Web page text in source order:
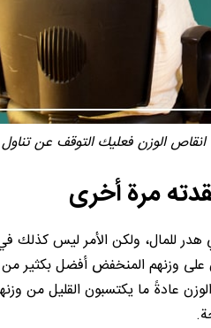
الوزن فعليك التوقف عن
هدر للمال، ولكن الأمر ليس
وزنهم المنخفض أفضل بكثير من
عادةً ما يكتسبون القليل من